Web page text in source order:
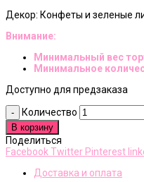
Декор: Конфеты и зеленые
Внимание:
Минимальный вес
Минимальное
Доступно для предзаказа
Количество
В корзину
Поделиться
Facebook Twitter Pinterest
Доставка и оплата